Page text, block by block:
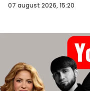
07 august 2026, 15:20